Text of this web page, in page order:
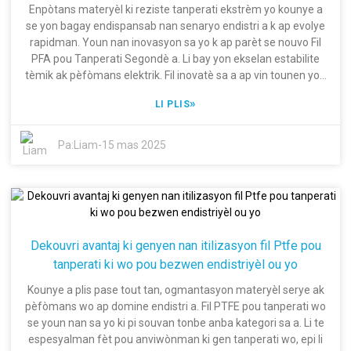
Enpòtans materyèl ki reziste tanperati ekstrèm yo kounye a
se yon bagay endispansab nan senaryo endistri a k ​​ap evolye
rapidman. Youn nan inovasyon sa yo k ap parèt se nouvo Fil
PFA pou Tanperati Segondè a. Li bay yon ekselan estabilite
tèmik ak pèfòmans elektrik. Fil inovatè sa a ap vin tounen yon
telekominikasyon ak lòt endistri yo, kote pèfòmans segondè
bezwen enfòmasyon sou tandans émergentes ak Fil PFA pou
Tanperati Segondè pou estrateji acha mondyal yo. Nan
premye liy teknolojik nan avansman sa a. Nou konsidere kòm
youn nan pi bon konpayi yo nan kenbe kalite ak inovasyon Fil
ki asosye ak fil kalite siperyè. Li pral diskite sou divès tandans
ak inovasyon alantou materyèl kritik sa a pou bay ofisye
akizisyon yo enfòmasyon ki pral pèmèt yo pran desizyon ki
saj ki amelyore operasyon yo. Antre lib nan gwo devlopman
yo ki ta trè esansyèl pou estrateji acha mondyal nan domèn Fil
PFA pou Tanperati Segondè.
LI PLIS»
Pa: Liam-15 mas 2025
Dekouvri avantaj ki genyen nan itilizasyon fil Ptfe pou
tanperati ki wo pou bezwen endistriyèl ou yo
Kounye a plis pase tout tan, ogmantasyon materyèl serye ak
pèfòmans wo ap domine endistri a. Fil PTFE pou tanperati wo
se youn nan sa yo ki pi souvan tonbe anba kategori sa a. Li te
espesyalman fèt pou anviwònman ki gen tanperati wo, epi li